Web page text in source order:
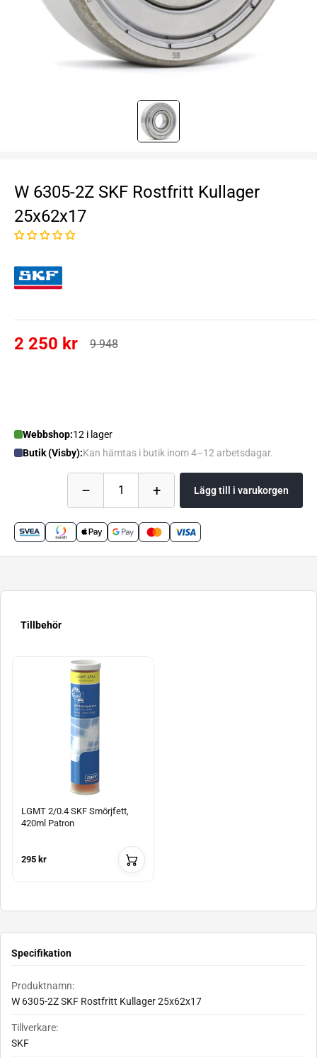
W 6305-2Z SKF Rostfritt Kullager
25x62x17
2 250 kr 9 948
Webbshop:12 i lager
Butik (Visby):Kan hämtas i butik inom 4–12 arbetsdagar.
– 1 + Lägg till i varukorgen
Tillbehör
LGMT 2/0.4 SKF Smörjfett,
420ml Patron
295 kr
Specifikation
Produktnamn:
W 6305-2Z SKF Rostfritt Kullager 25x62x17
Tillverkare:
SKF